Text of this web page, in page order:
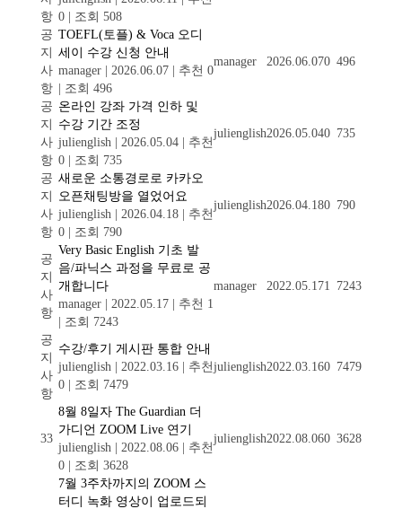
항 0
조회 508
공
지
사
항
TOEFL(토플) & Voca 오디
세이 수강 신청 안내
manager
2026.06.07
추천 0
조회 496
manager 2026.06.070 496
공
지
사
항
온라인 강좌 가격 인하 및
수강 기간 조정
julienglish
2026.05.04
추천
0
조회 735
julienglish2026.05.040 735
공
지
사
항
새로운 소통경로로 카카오
오픈채팅방을 열었어요
julienglish
2026.04.18
추천
0
조회 790
julienglish2026.04.180 790
공
지
사
항
Very Basic English 기초 발
음/파닉스 과정을 무료로 공
개합니다
manager
2022.05.17
추천 1
조회 7243
manager 2022.05.171 7243
공
지
사
항
수강/후기 게시판 통합 안내
julienglish
2022.03.16
추천
0
조회 7479
julienglish2022.03.160 7479
33
8월 8일자 The Guardian 더
가디언 ZOOM Live 연기
julienglish
2022.08.06
추천
0
조회 3628
julienglish2022.08.060 3628
7월 3주차까지의 ZOOM 스
터디 녹화 영상이 업로드되